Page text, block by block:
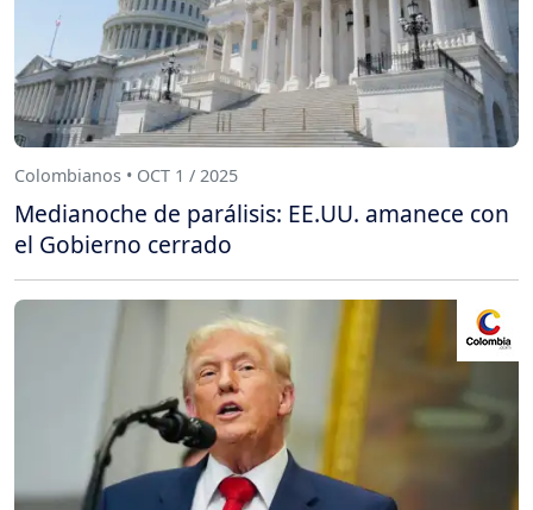
Colombianos • OCT 1 / 2025
Medianoche de parálisis: EE.UU. amanece con
el Gobierno cerrado